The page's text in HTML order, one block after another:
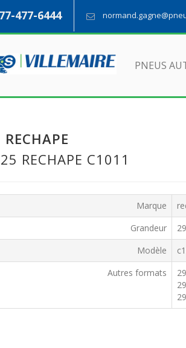
477-6444
PNEUS
RECHAPE C1011
Marque
Grandeur
Modèle
Autres formats